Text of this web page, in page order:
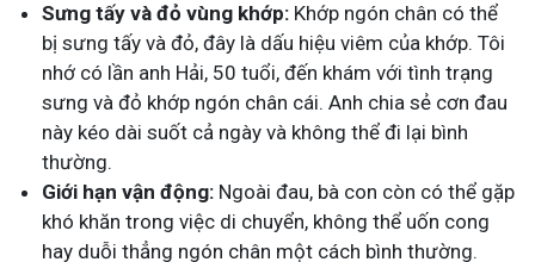
Sưng tấy và đỏ vùng khớp: Khớp ngón chân có thể
bị sưng tấy và đỏ, đây là dấu hiệu viêm của khớp. Tôi
nhớ có lần anh Hải, 50 tuổi, đến khám với tình trạng
sưng và đỏ khớp ngón chân cái. Anh chia sẻ cơn đau
này kéo dài suốt cả ngày và không thể đi lại bình
thường.
Giới hạn vận động: Ngoài đau, bà con còn có thể gặp
khó khăn trong việc di chuyển, không thể uốn cong
hay duỗi thẳng ngón chân một cách bình thường.